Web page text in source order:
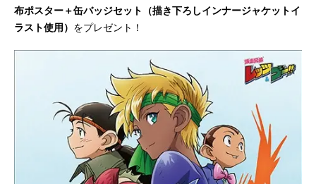
布ポスター＋缶バッジセット（描き下ろしインナージャケットイ
ラスト使用） をプレゼント！